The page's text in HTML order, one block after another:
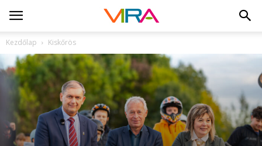
Kezdőlap Kiskőrös